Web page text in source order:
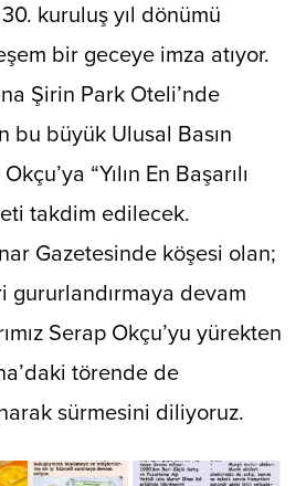
kuruluş yıl dönümü
bir geceye imza atıyor.
Şirin Park Oteli’nde
bu büyük Ulusal Basın
“Yılın En Başarılı
takdim edilecek.
Gazetesinde köşesi olan;
gururlandırmaya devam
Serap Okçu’yu yürekten
törende de
sürmesini diliyoruz.